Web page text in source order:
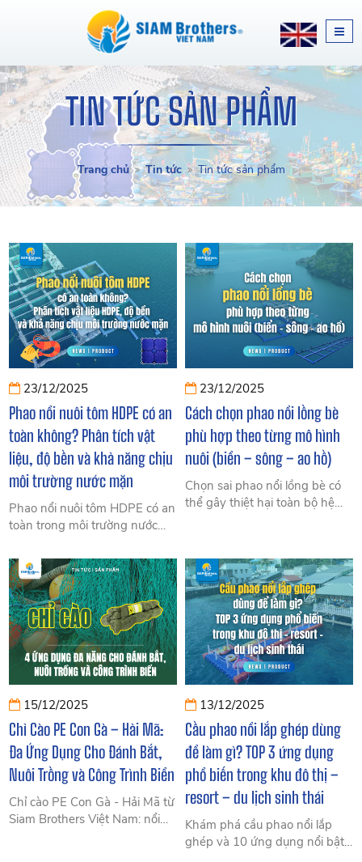
TIN TỨC SẢN PHẨM
Trang chủ Tin tức Tin tức sản phẩm
23/12/2025
Phao nổi nuôi tôm HDPE có an
toàn không? Phân tích vật
liệu, độ bền và khả năng chịu
môi trường nước mặn
Phao nổi nuôi tôm HDPE có an
toàn trong môi trường nước
HDPE, độ bền, tuổi thọ và kinh
nghiệm thực tế từ SIAM
Brothers Việt Nam.
23/12/2025
Cách chọn phao nổi lồng bè
phù hợp theo từng mô hình
nuôi (biển – sông – ao hồ)
Chọn sai phao nổi lồng bè có
thể gây thiệt hại toàn bộ hệ
ao hồ.
15/12/2025
Chỉ Cào PE Con Gà – Hải Mã:
Đa Ứng Dụng Cho Đánh Bắt,
Nuôi Trồng và Công Trình Biển
Chỉ cào PE Con Gà - Hải Mã từ
Siam Brothers Việt Nam: nổi
13/12/2025
Cầu phao nổi lắp ghép dùng
để làm gì? TOP 3 ứng dụng
phổ biến trong khu đô thị –
resort – du lịch sinh thái
Khám phá cầu phao nổi lắp
ghép và 10 ứng dụng nổi bật